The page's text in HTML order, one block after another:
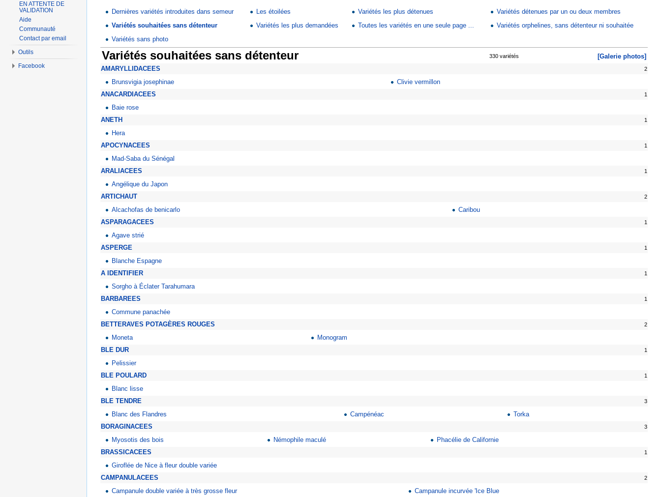
Dernières variétés introduites dans semeur Les étoilées Variétés les plus détenues
Variétés détenues par un ou deux membres
Variétés souhaitées sans détenteur
Variétés les plus demandées Toutes les variétés en une seule page ...
Variétés orphelines, sans détenteur ni souhaitée
Variétés sans photo
Variétés souhaitées sans détenteur 330 variétés
[Galerie photos]
AMARYLLIDACEES
2
Brunsvigia josephinae
Clivie vermillon
ANACARDIACEES
1
Baie rose
ANETH
1
Hera
APOCYNACEES
1
Mad-Saba du Sénégal
ARALIACEES
1
Angélique du Japon
ARTICHAUT
2
Alcachofas de benicarlo
Caribou
ASPARAGACEES
1
Agave strié
ASPERGE
1
Blanche Espagne
A IDENTIFIER
1
Sorgho à Éclater Tarahumara
BARBAREES
1
Commune panachée
BETTERAVES POTAGÈRES ROUGES
2
Moneta
Monogram
BLE DUR
1
Pelissier
BLE POULARD
1
Blanc lisse
BLE TENDRE
3
Blanc des Flandres Campénéac
Torka
BORAGINACEES
3
Myosotis des bois Némophile maculé
Phacélie de Californie
BRASSICACEES
1
Giroflée de Nice à fleur double variée
CAMPANULACEES
2
Campanule double variée à très grosse fleur
Campanule incurvée 'Ice Blue
EN ATTENTE DE
VALIDATION
Aide
Communauté
Contact par email
Outils
Facebook